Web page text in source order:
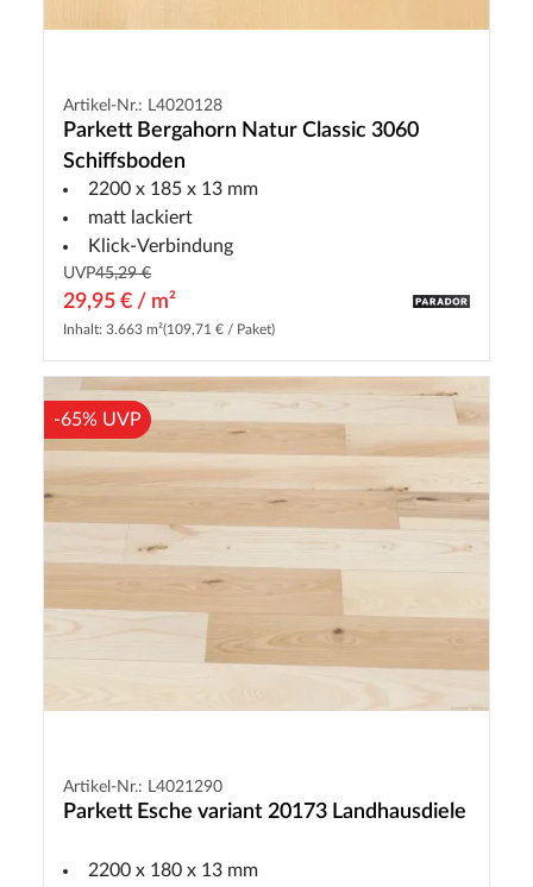
Artikel-Nr.: L4020128
Parkett Bergahorn Natur Classic 3060
Schiffsboden
2200 x 185 x 13 mm
matt lackiert
Klick-Verbindung
UVP45,29 €
29,95 € / m²
Inhalt: 3.663 m²(109,71 € / Paket)
-65% UVP
Artikel-Nr.: L4021290
Parkett Esche variant 20173 Landhausdiele
2200 x 180 x 13 mm